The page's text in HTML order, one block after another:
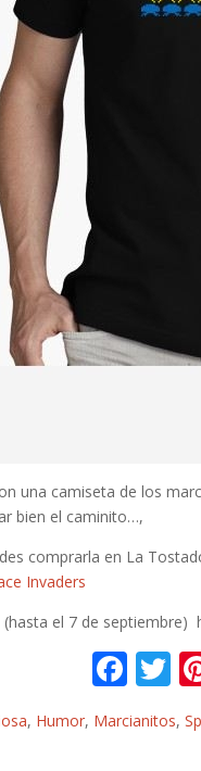
una camiseta de los
bien el caminito…,
comprarla en La
Invaders
el 7 de septiembre)
F
ac
e
T
w
, Humor, Marcianitos,